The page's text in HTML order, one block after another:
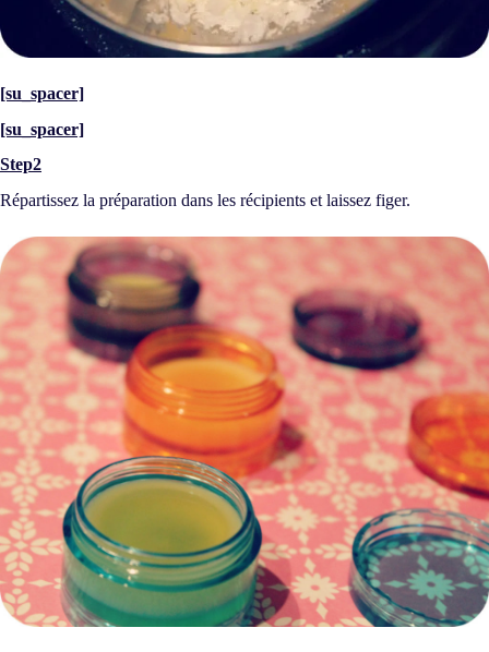
[su_spacer]
[su_spacer]
Step2
Répartissez la préparation dans les récipients et laissez figer.